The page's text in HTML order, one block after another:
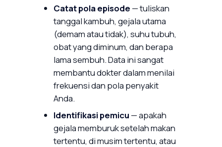
Catat pola episode — tuliskan
tanggal kambuh, gejala utama
(demam atau tidak), suhu tubuh,
obat yang diminum, dan berapa
lama sembuh. Data ini sangat
membantu dokter dalam menilai
frekuensi dan pola penyakit
Anda.
Identifikasi pemicu — apakah
gejala memburuk setelah makan
tertentu, di musim tertentu, atau